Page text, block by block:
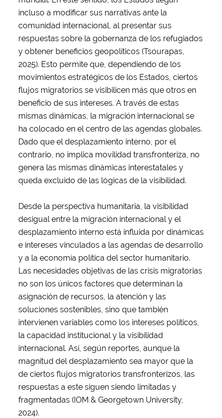
incluso a modificar sus narrativas ante la
comunidad internacional, al presentar sus
respuestas sobre la gobernanza de los refugiados
y obtener beneficios geopolíticos (Tsourapas,
2025). Esto permite que, dependiendo de los
movimientos estratégicos de los Estados, ciertos
flujos migratorios se visibilicen más que otros en
beneficio de sus intereses. A través de estas
mismas dinámicas, la migración internacional se
ha colocado en el centro de las agendas globales.
Dado que el desplazamiento interno, por el
contrario, no implica movilidad transfronteriza, no
genera las mismas dinámicas interestatales y
queda excluido de las lógicas de la visibilidad.
Desde la perspectiva humanitaria, la visibilidad
desigual entre la migración internacional y el
desplazamiento interno está influida por dinámicas
e intereses vinculados a las agendas de desarrollo
y a la economía política del sector humanitario.
Las necesidades objetivas de las crisis migratorias
no son los únicos factores que determinan la
asignación de recursos, la atención y las
soluciones sostenibles, sino que también
intervienen variables como los intereses políticos,
la capacidad institucional y la visibilidad
internacional. Así, según reportes, aunque la
magnitud del desplazamiento sea mayor que la
de ciertos flujos migratorios transfronterizos, las
respuestas a este siguen siendo limitadas y
fragmentadas (IOM & Georgetown University,
2024).